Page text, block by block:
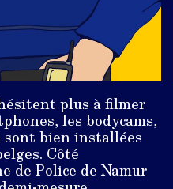
plus à filmer
les bodycams,
sont bien installées
Côté
de Police de Namur